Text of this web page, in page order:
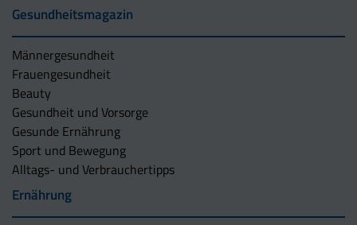
Gesundheitsmagazin
Männergesundheit
Frauengesundheit
Beauty
Gesundheit und Vorsorge
Gesunde Ernährung
Sport und Bewegung
Alltags- und Verbrauchertipps
Ernährung